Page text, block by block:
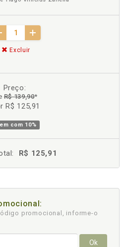
Excluir
Preço:
R$ 139,90*
R$ 125,91
com 10%
R$ 125,91
promocional, informe-o
Ok